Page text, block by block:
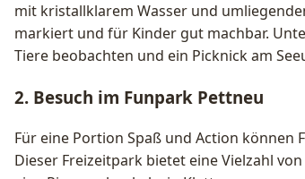
mit kristallklarem Wasser und
markiert und für Kinder gut machbar.
Tiere beobachten und ein Picknick am
2. Besuch im Funpark Pettneu
Für eine Portion Spaß und Action können
Dieser Freizeitpark bietet eine Vielzahl